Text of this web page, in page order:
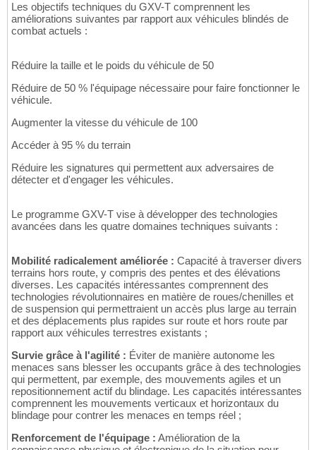
Les objectifs techniques du GXV-T comprennent les
améliorations suivantes par rapport aux véhicules blindés de
combat actuels :
Réduire la taille et le poids du véhicule de 50
Réduire de 50 % l'équipage nécessaire pour faire fonctionner le
véhicule.
Augmenter la vitesse du véhicule de 100
Accéder à 95 % du terrain
Réduire les signatures qui permettent aux adversaires de
détecter et d'engager les véhicules.
Le programme GXV-T vise à développer des technologies
avancées dans les quatre domaines techniques suivants :
Mobilité radicalement améliorée : Capacité à traverser divers
terrains hors route, y compris des pentes et des élévations
diverses. Les capacités intéressantes comprennent des
technologies révolutionnaires en matière de roues/chenilles et
de suspension qui permettraient un accès plus large au terrain
et des déplacements plus rapides sur route et hors route par
rapport aux véhicules terrestres existants ;
Survie grâce à l'agilité : Éviter de manière autonome les
menaces sans blesser les occupants grâce à des technologies
qui permettent, par exemple, des mouvements agiles et un
repositionnement actif du blindage. Les capacités intéressantes
comprennent les mouvements verticaux et horizontaux du
blindage pour contrer les menaces en temps réel ;
Renforcement de l'équipage : Amélioration de la